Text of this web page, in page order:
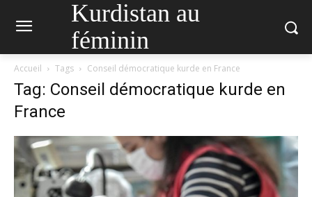
Kurdistan au
féminin
Accueil Tags Conseil démocratique kurde en France
Tag: Conseil démocratique kurde en
France